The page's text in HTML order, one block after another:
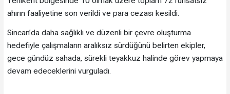
ahırın faaliyetine son verildi ve para cezası kesildi.
Sincan’da daha sağlıklı ve düzenli bir çevre oluşturma
hedefiyle çalışmaların aralıksız sürdüğünü belirten ekipler,
gece gündüz sahada, sürekli teyakkuz halinde görev yapmaya
devam edeceklerini vurguladı.